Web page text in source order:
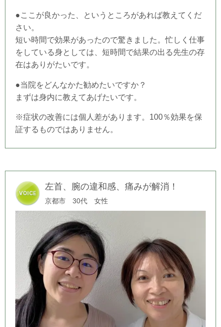
●ここが良かった、というところがあれば教えてくだ
さい。
短い時間で効果があったので驚きました。忙しく仕事
をしている身としては、短時間で結果の出る先生の存
在はありがたいです。
●当院をどんなかた勧めたいですか？
まずは身内に教えてあげたいです。
※症状の改善には個人差があります。100％効果を保
証するものではありません。
左首、腕の違和感、痛みが解消！
京都市 30代 女性